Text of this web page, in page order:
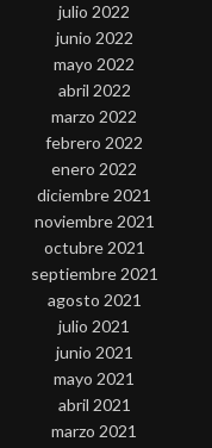
julio 2022
junio 2022
mayo 2022
abril 2022
marzo 2022
febrero 2022
enero 2022
diciembre 2021
noviembre 2021
octubre 2021
septiembre 2021
agosto 2021
julio 2021
junio 2021
mayo 2021
abril 2021
marzo 2021